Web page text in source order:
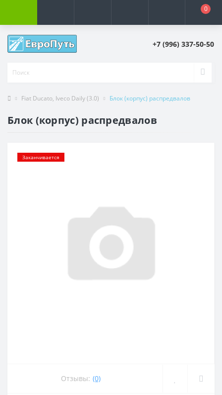
0
+7 (996) 337-50-50
Fiat Ducato, Iveco Daily (3.0) Блок (корпус) распредвалов
Блок (корпус) распредвалов
Заканчивается
Отзывы: (0)